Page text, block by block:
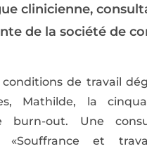
clinicienne,
de la société de
de travail
Mathilde, la
burn-out. Une
«Souffrance et